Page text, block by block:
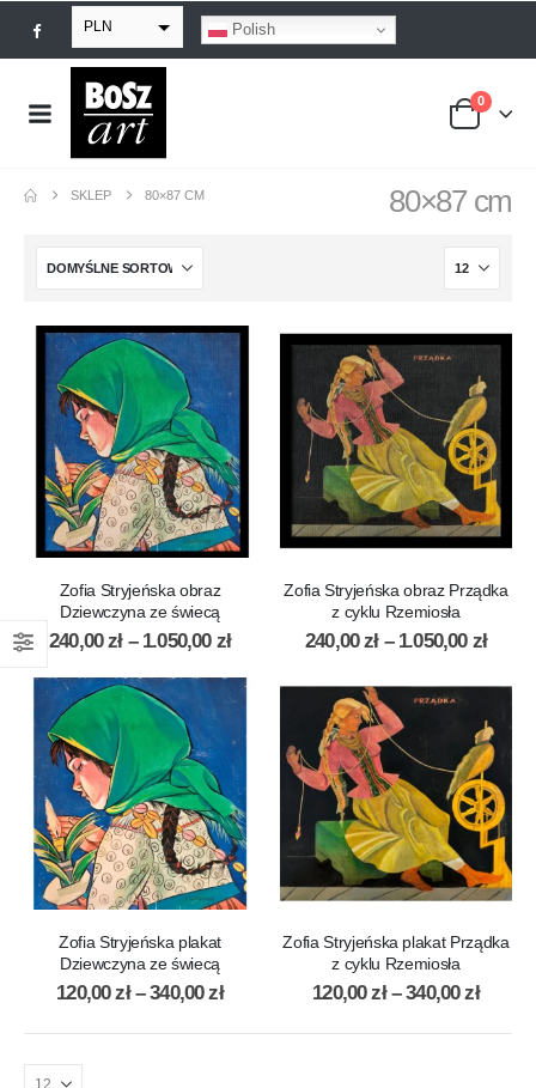
PLN
EUR
USD
Polish
0
80×87 cm
SKLEP 80×87 CM
Zofia Stryjeńska obraz
Dziewczyna ze świecą
240,00zł – 1.050,00 zł
Zofia Stryjeńska obraz Prządka
z cyklu Rzemiosła
240,00zł – 1.050,00 zł
Zofia Stryjeńska plakat
Dziewczyna ze świecą
120,00zł – 340,00zł
Zofia Stryjeńska plakat Prządka
z cyklu Rzemiosła
120,00zł – 340,00zł